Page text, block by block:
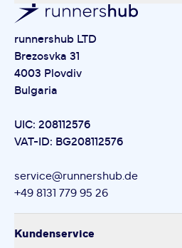
runnershub LTD
Brezosvka 31
4003 Plovdiv
Bulgaria
UIC: 208112576
VAT-ID: BG208112576
service@runnershub.de
+49 8131 779 95 26
Kundenservice